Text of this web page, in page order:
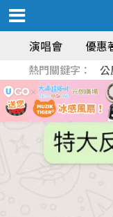
演唱會 優惠
熱門關鍵字： 公